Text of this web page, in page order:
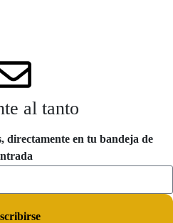
al tanto
directamente en tu bandeja de